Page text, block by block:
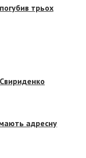
трьох
Свириденко
адресну